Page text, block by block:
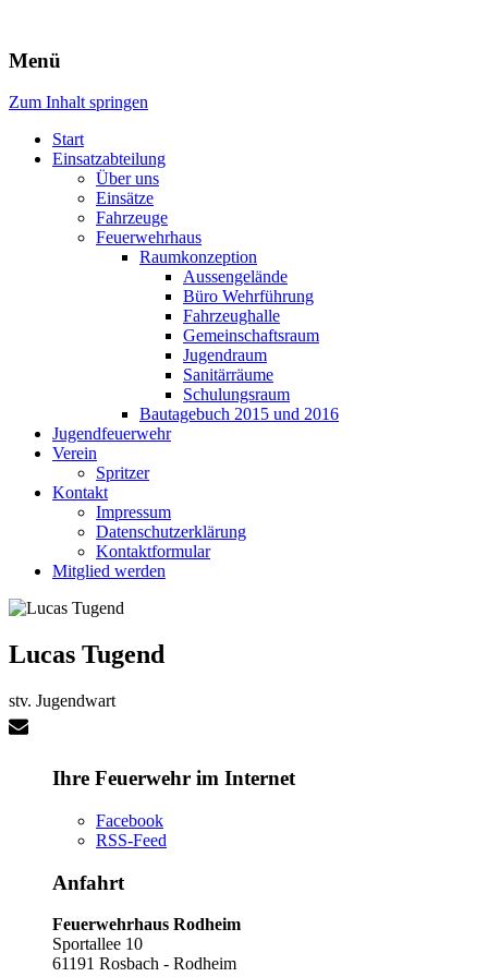
Freiwillige Feuerwehr Rodheim
v.d.H.
Menü
Zum Inhalt springen
Start
Einsatzabteilung
Über uns
Einsätze
Fahrzeuge
Feuerwehrhaus
Raumkonzeption
Aussengelände
Büro Wehrführung
Fahrzeughalle
Gemeinschaftsraum
Jugendraum
Sanitärräume
Schulungsraum
Bautagebuch 2015 und 2016
Jugendfeuerwehr
Verein
Spritzer
Kontakt
Impressum
Datenschutzerklärung
Kontaktformular
Mitglied werden
Lucas Tugend
stv. Jugendwart
Ihre Feuerwehr im Internet
Facebook
RSS-Feed
Anfahrt
Feuerwehrhaus Rodheim
Sportallee 10
61191 Rosbach - Rodheim